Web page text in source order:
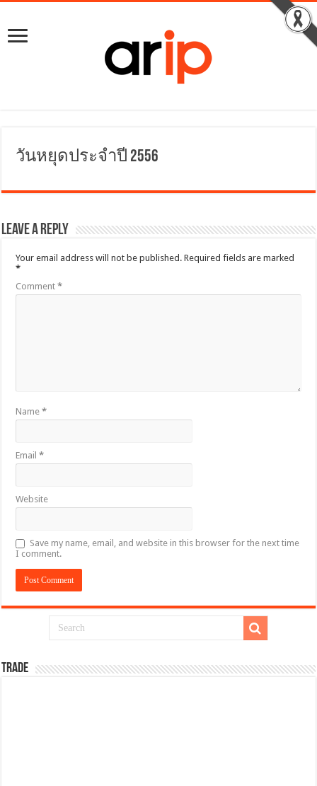
วันหยุดประจำปี 2556
Leave a Reply
Your email address will not be published. Required fields are marked
*
Comment*
Name*
Email*
Website
Save my name, email, and website in this browser for the next time
I comment.
TRADE